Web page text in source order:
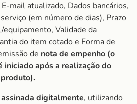
mail atualizado, Dados bancários,
(em número de dias), Prazo
Validade da
do item cotado e Forma de
de nota de empenho (o
iniciado após a realização do
assinada digitalmente, utilizando